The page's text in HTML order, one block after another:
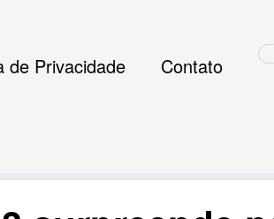
de Privacidade Contato